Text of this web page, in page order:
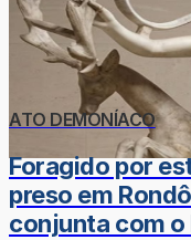
ATO DEMONÍACO
Foragido por
preso em
conjunta com o